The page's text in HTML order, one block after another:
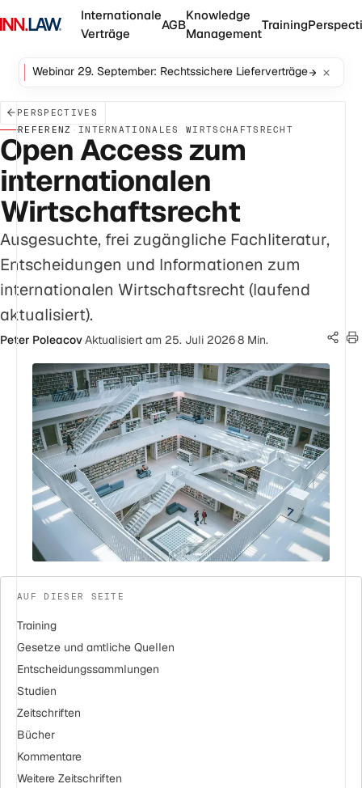
Internationale
Verträge
AGB
Knowledge
Management
Training
Webinar 29. September: Rechtssichere Lieferverträge
PERSPECTIVES
REFERENZ · INTERNATIONALES WIRTSCHAFTSRECHT
Open Access zum
internationalen
Wirtschaftsrecht
Ausgesuchte, frei zugängliche Fachliteratur,
Entscheidungen und Informationen zum
internationalen Wirtschaftsrecht (laufend
aktualisiert).
Peter Poleacov·Aktualisiert am 25. Juli 2026·8 Min.
AUF DIESER SEITE
Training
Gesetze und amtliche Quellen
Entscheidungssammlungen
Studien
Zeitschriften
Bücher
Kommentare
Weitere Zeitschriften